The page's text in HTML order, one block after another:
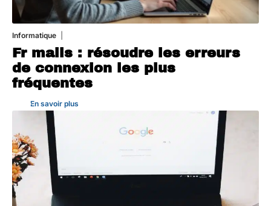
Informatique
Fr mails : résoudre les erreurs
de connexion les plus
fréquentes
En savoir plus